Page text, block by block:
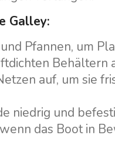
Galley:
Pfannen, um
Behältern
auf, um sie
niedrig und
das Boot in